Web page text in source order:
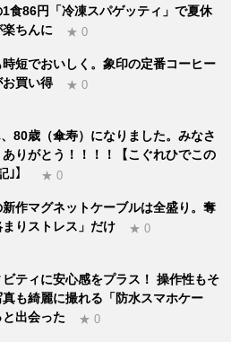
1食86円「冷凍スパゲッティ」で夏休
ちんに
★ 0
短でおいしく。象印の定番コーヒー
お買い得
★ 0
80歳（傘寿）になりました。みなさ
ありがとう！！！！【こぐれひでこの
｣】
★ 0
作マグネットケーブルは全盛り。奪
まりストレス」だけ
★ 0
ティに安心感をプラス！ 操作性もそ
も綺麗に撮れる「防水スマホケー
出会った
★ 0